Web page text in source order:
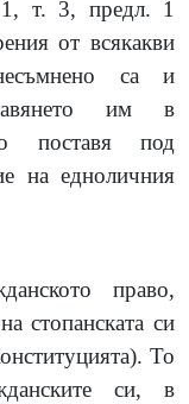
т. 3, предл. 1
от всякакви
са и
им в
поставя под
на едноличния
право,
стопанската си
То
си, в